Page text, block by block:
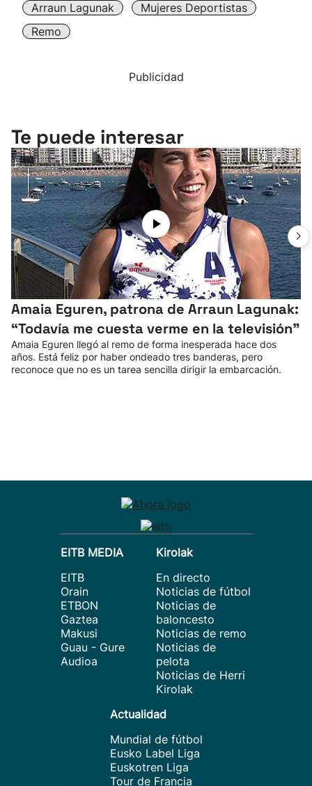
Arraun Lagunak
Mujeres Deportistas
Remo
Publicidad
Te puede interesar
Amaia Eguren, patrona de Arraun Lagunak:
“Todavía me cuesta verme en la televisión"
Amaia Eguren llegó al remo de forma inesperada hace dos
años. Está feliz por haber ondeado tres banderas, pero
reconoce que no es un tarea sencilla dirigir la embarcación.
EITB MEDIA
EITB
Orain
ETBON
Gaztea
Makusi
Guau - Gure
Audioa
Kirolak
En directo
Noticias de fútbol
Noticias de
baloncesto
Noticias de remo
Noticias de
pelota
Noticias de Herri
Kirolak
Actualidad
Mundial de fútbol
Eusko Label Liga
Euskotren Liga
Tour de Francia